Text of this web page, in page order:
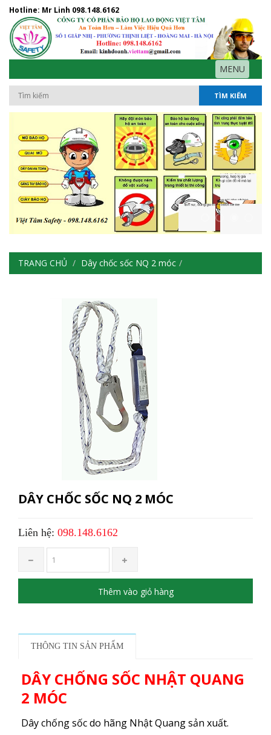
Hotline: Mr Linh 098.148.6162
MENU
TÌM KIẾM
TRANG CHỦ Dây chốc sốc NQ 2 móc
DÂY CHỐC SỐC NQ 2 MÓC
Liên hệ: 098.148.6162
Thêm vào giỏ hàng
THÔNG TIN SẢN PHẨM
DÂY CHỐNG SỐC NHẬT QUANG
2 MÓC
Dây chống sốc do hãng Nhật Quang sản xuất.